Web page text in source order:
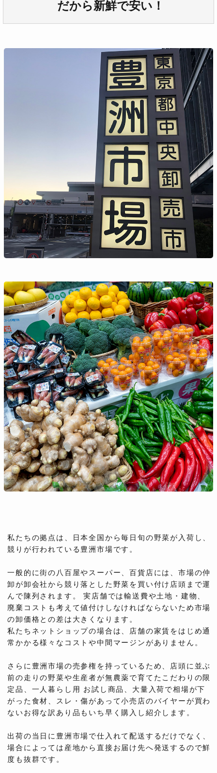
だから新鮮で安い！
私たちの拠点は、日本全国から毎日旬の野菜が入荷し、
競りが行われている豊洲市場です。
一般的に街の八百屋やスーパー、百貨店には、市場の仲
卸が卸会社から競り落とした野菜を買い付け店頭まで運
んで陳列されます。 実店舗では輸送費や土地・建物、
廃棄コストも考えて値付けしなければならないため市場
の卸価格との差は大きくなります。
私たちネットショップの場合は、店舗の家賃をはじめ通
常かかる様々なコストや中間マージンがありません。
さらに豊洲市場の売参権を持っているため、店頭に並ぶ
前の走りの野菜や生産者が無農薬で育てたこだわりの限
定品、一人暮らし用 お試し商品、大量入荷で相場が下
がった食材、スレ・傷があって小売店のバイヤーが買わ
ないお得な訳あり品もいち早く購入し紹介します。
出荷の当日に豊洲市場で仕入れて配送するだけでなく、
場合によっては産地から直接お届け先へ発送するので鮮
度も抜群です。